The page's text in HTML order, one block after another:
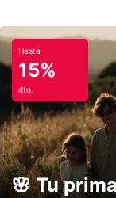
Hasta
15%
dto.
🌸 Tu